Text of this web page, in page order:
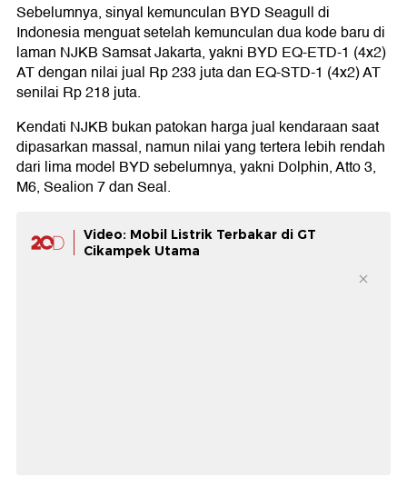
Sebelumnya, sinyal kemunculan BYD Seagull di
Indonesia menguat setelah kemunculan dua kode baru di
laman NJKB Samsat Jakarta, yakni BYD EQ-ETD-1 (4x2)
AT dengan nilai jual Rp 233 juta dan EQ-STD-1 (4x2) AT
senilai Rp 218 juta.
Kendati NJKB bukan patokan harga jual kendaraan saat
dipasarkan massal, namun nilai yang tertera lebih rendah
dari lima model BYD sebelumnya, yakni Dolphin, Atto 3,
M6, Sealion 7 dan Seal.
Video: Mobil Listrik Terbakar di GT
Cikampek Utama